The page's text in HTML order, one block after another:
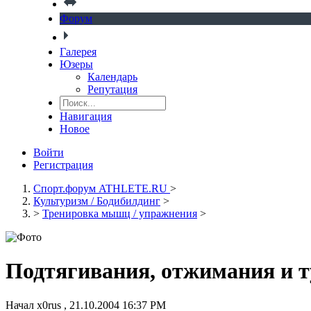
Форум
Галерея
Юзеры
Календарь
Репутация
Навигация
Новое
Войти
Регистрация
Спорт.форум ATHLETE.RU >
Культуризм / Бодибилдинг >
> Тренировка мышц / упражнения >
Подтягивания, отжимания и
Начал x0rus , 21.10.2004 16:37 PM